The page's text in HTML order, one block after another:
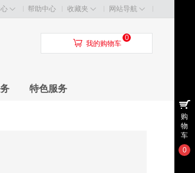
帮助中心 收藏夹 网站导航
󰃦 我的购物车
0
特色服务
购
物
车
0